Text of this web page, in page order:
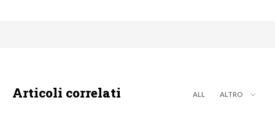
Articoli correlati ALL ALTRO